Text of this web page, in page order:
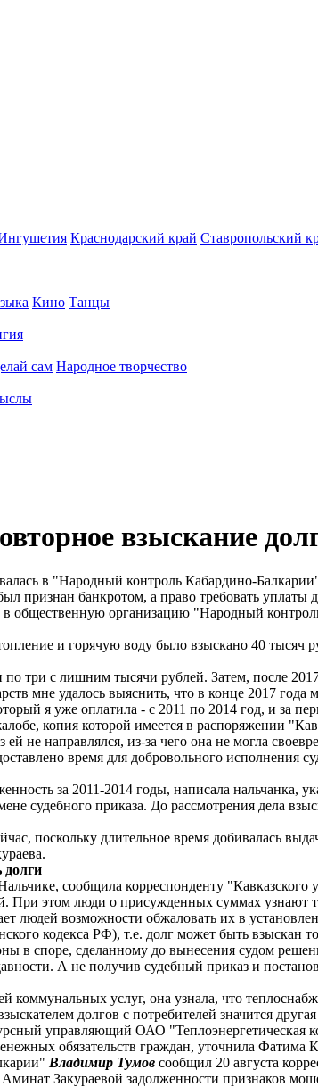
Краснодарский край Ставропольский
Кино Танцы
сам Народное творчество
взыскание
в "Народный контроль Кабардино-
признан банкротом, а право требовать
общественную организацию "Народный
и горячую воду было взыскано 40 тысяч
три с лишним тысячи рублей. Затем, после 2017
мне удалось выяснить, что в конце 2017
я уже оплатила - с 2011 по 2014 год, и за
копия которой имеется в распоряжении
не направлялся, из-за чего она не могла
время для добровольного исполнения
за 2011-2014 годы, написала нальчанка,
судебного приказа. До рассмотрения дела
поскольку длительное время добивалась
долги
сообщила корреспонденту "Кавказского
этом люди о присужденных суммах узнают
людей возможности обжаловать их в
кодекса РФ), т.е. долг может быть взыскан
в споре, сделанному до вынесения судом
А не получив судебный приказ и
коммунальных услуг, она узнала, что
долгов с потребителей значится
управляющий ОАО "Теплоэнергетическая
обязательств граждан, уточнила Фатима
Владимир Тумов сообщил 20 августа
Закураевой задолженности признаков